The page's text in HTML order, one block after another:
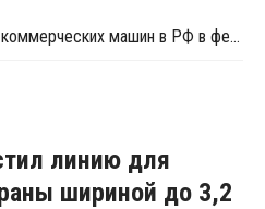
Продажи легковых и легких коммерческих машин в РФ в феврале выросли на 1,2% год к году
линию для
шириной до 3,2